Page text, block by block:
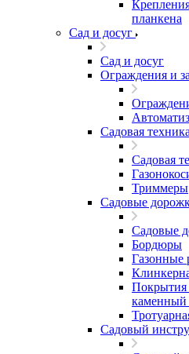
планкена
Сад и досуг
Сад и досуг
Ограждения и
Садовая
Садовая
Триммеры
Садовые
Садовые
Бордюры
Газонные
Покрытия
каменный
Садовый